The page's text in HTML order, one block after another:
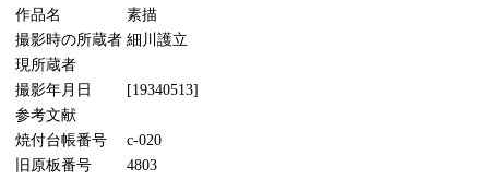
作品名
素描
撮影時の所蔵者 細川護立
現所蔵者
撮影年月日
[19340513]
参考文献
焼付台帳番号
c-020
旧原板番号
4803